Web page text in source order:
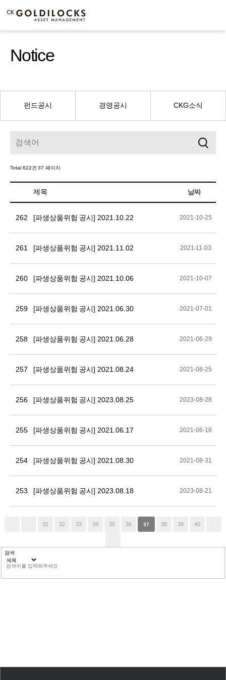
Notice
펀드공시 경영공시 CKG소식
Total 622건 37 페이지
제목 날짜
262 [파생상품위험 공시] 2021.10.22 2021-10-25
261 [파생상품위험 공시] 2021.11.02 2021-11-03
260 [파생상품위험 공시] 2021.10.06 2021-10-07
259 [파생상품위험 공시] 2021.06.30 2021-07-01
258 [파생상품위험 공시] 2021.06.28 2021-06-29
257 [파생상품위험 공시] 2021.08.24 2021-08-25
256 [파생상품위험 공시] 2023.08.25 2023-08-28
255 [파생상품위험 공시] 2021.06.17 2021-06-18
254 [파생상품위험 공시] 2021.08.30 2021-08-31
253 [파생상품위험 공시] 2023.08.18 2023-08-21
31 32 33 34 35 36 37 38 39 40
검색